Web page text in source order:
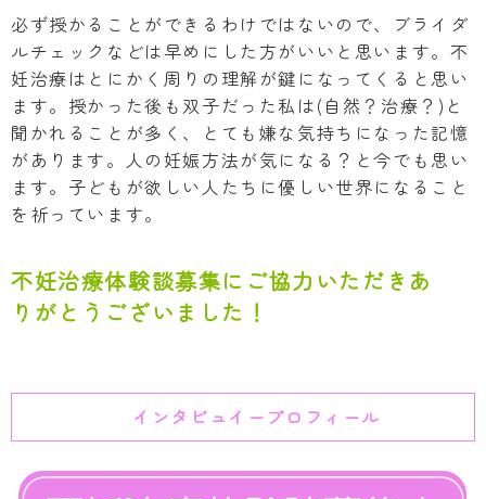
必ず授かることができるわけではないので、ブライダ
ルチェックなどは早めにした方がいいと思います。不
妊治療はとにかく周りの理解が鍵になってくると思い
ます。授かった後も双子だった私は(自然？治療？)と
聞かれることが多く、とても嫌な気持ちになった記憶
があります。人の妊娠方法が気になる？と今でも思い
ます。子どもが欲しい人たちに優しい世界になること
を祈っています。
不妊治療体験談募集にご協力いただきあ
りがとうございました！
インタビュイープロフィール